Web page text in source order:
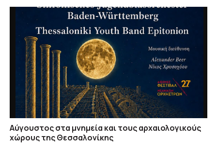
Αύγουστος στα μνημεία και τους αρχαιολογικούς
χώρους της Θεσσαλονίκης